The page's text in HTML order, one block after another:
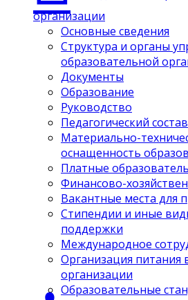
организации
Основные сведения
Структура и органы
образовательной
Документы
Образование
Руководство
Педагогический состав
Материально-
оснащенность
Платные
Финансово-
Вакантные места для
Стипендии и иные
поддержки
Международное
Организация питания
организации
Образовательные